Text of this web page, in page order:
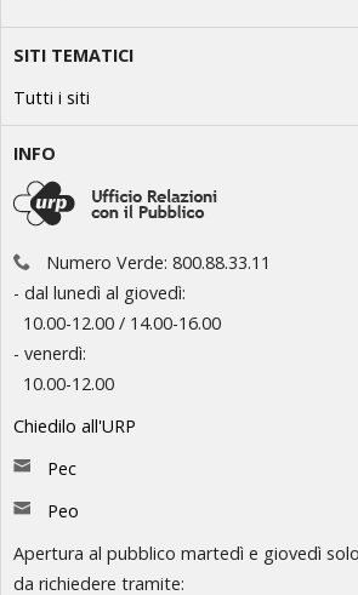
SITI TEMATICI
Tutti i siti
INFO
Numero Verde: 800.88.33.11
- dal lunedì al giovedì:
10.00-12.00 / 14.00-16.00
- venerdì:
10.00-12.00
Chiedilo all'URP
Pec
Peo
Apertura al pubblico martedì e giovedì
da richiedere tramite: